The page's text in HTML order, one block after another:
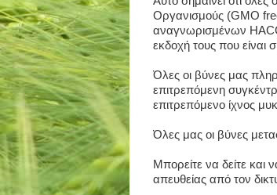
Οργανισμούς (GMO
αναγνωρισμένων
εκδοχή τους που είναι
Όλες οι βύνες μας
επιτρεπόμενη
επιτρεπόμενο ίχνος
Όλες μας οι βύνες
Μπορείτε να δείτε
απευθείας από τον